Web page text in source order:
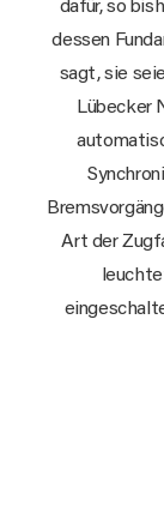
dafür, so
dessen
sagt, sie
Lübecker
Art der